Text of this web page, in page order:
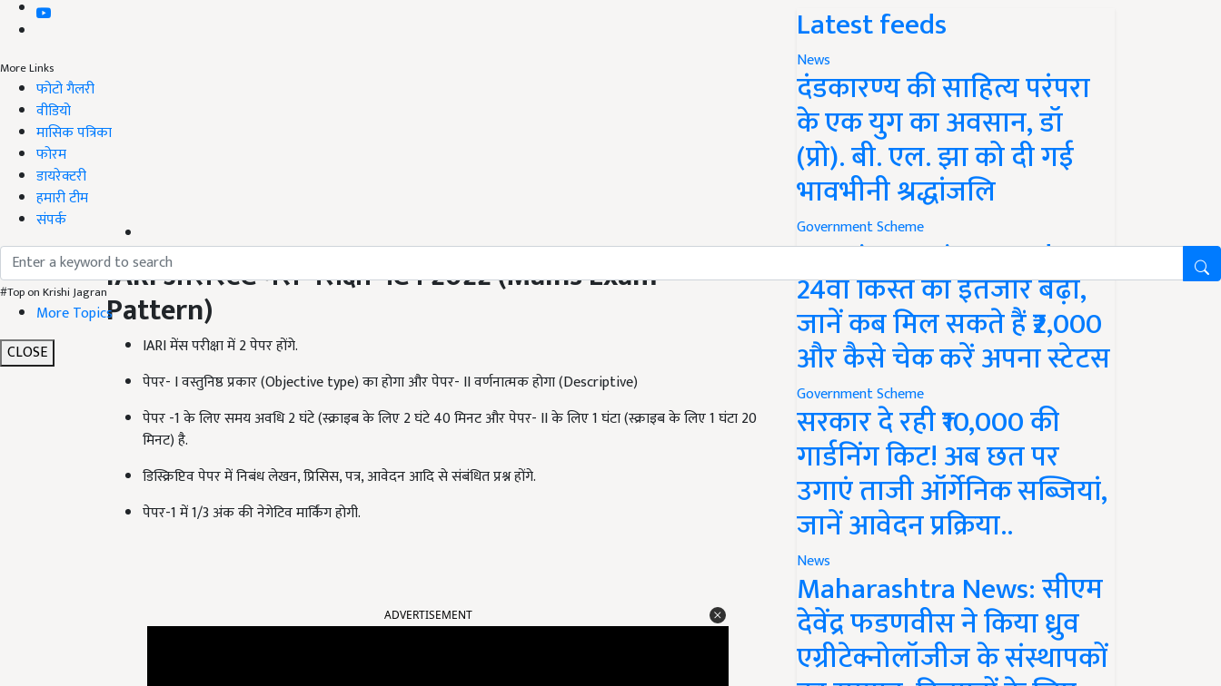
More Links
फोटो गैलरी
वीडियो
मासिक पत्रिका
फोरम
डायरेक्टरी
हमारी टीम
संपर्क
#Top on Krishi Jagran
More Topics
CLOSE
IARIअसिस्टेंट मेंस परीक्षा पैटर्न2022 (Mains Exam
Pattern)
IARI मेंस परीक्षा में 2 पेपर होंगे.
पेपर- I वस्तुनिष्ठ प्रकार (Objective type) का होगा और पेपर- II वर्णनात्मक होगा (Descriptive)
पेपर -1 के लिए समय अवधि 2 घंटे (स्क्राइब के लिए 2 घंटे 40 मिनट और पेपर- II के लिए 1 घंटा (स्क्राइब के लिए 1 घंटा 20
मिनट) है.
डिस्क्रिप्टिव पेपर में निबंध लेखन, प्रिसिस, पत्र, आवेदन आदि से संबंधित प्रश्न होंगे.
पेपर-1 में 1/3 अंक की नेगेटिव मार्किंग होगी.
Latest feeds
News
दंडकारण्य की साहित्य परंपरा
के एक युग का अवसान, डॉ
(प्रो). बी. एल. झा को दी गई
भावभीनी श्रद्धांजलि
Government Scheme
PM Kisan Yojana Update:
24वीं किस्त का इंतजार बढ़ा,
जानें कब मिल सकते हैं ₹2,000
और कैसे चेक करें अपना स्टेटस
Government Scheme
सरकार दे रही ₹10,000 की
गार्डनिंग किट! अब छत पर
उगाएं ताजी ऑर्गेनिक सब्जियां,
जानें आवेदन प्रक्रिया..
News
Maharashtra News: सीएम
देवेंद्र फडणवीस ने किया ध्रुव
एग्रीटेक्नोलॉजीज के संस्थापकों